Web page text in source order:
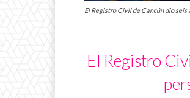
El Registro Civil de Cancún dio
El Registro